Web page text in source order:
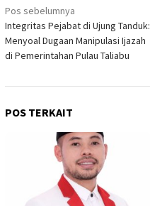
Navigasi
pos
Pos sebelumnya
Integritas Pejabat di Ujung Tanduk:
Menyoal Dugaan Manipulasi Ijazah
di Pemerintahan Pulau Taliabu
POS TERKAIT